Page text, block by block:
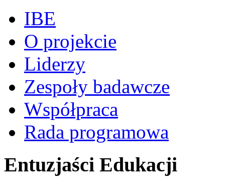
IBE
O projekcie
Liderzy
Zespoły badawcze
Współpraca
Rada programowa
Entuzjaści Edukacji